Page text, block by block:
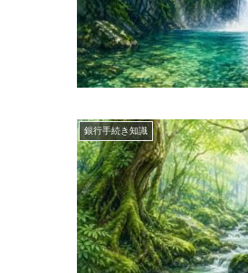
銀行手続き知識